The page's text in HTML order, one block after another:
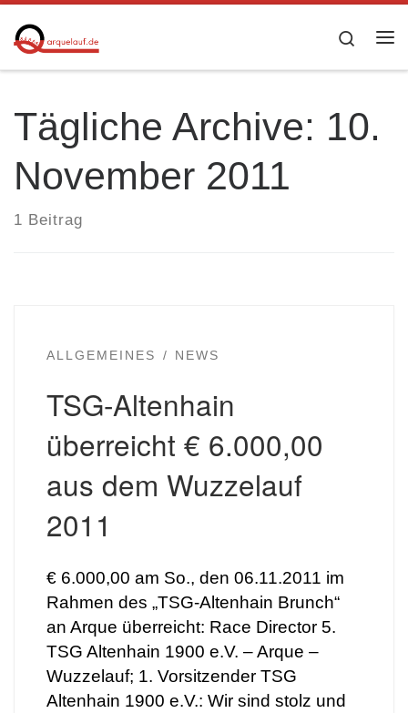
Zum Inhalt springen Search
Tägliche Archive: 10.
November 2011
1 Beitrag
ALLGEMEINES NEWS
TSG-Altenhain
überreicht € 6.000,00
aus dem Wuzzelauf
2011
€ 6.000,00 am So., den 06.11.2011 im
Rahmen des „TSG-Altenhain Brunch“
an Arque überreicht: Race Director 5.
TSG Altenhain 1900 e.V. – Arque –
Wuzzelauf; 1. Vorsitzender TSG
Altenhain 1900 e.V.: Wir sind stolz und